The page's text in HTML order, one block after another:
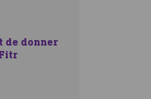
de donner